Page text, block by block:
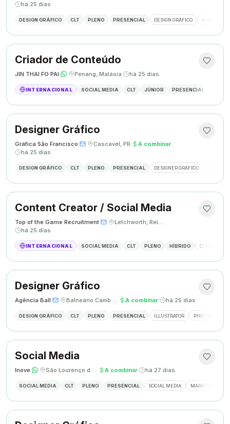
há 25 dias
DESIGN GRÁFICO CLT PLENO PRESENCIAL DESIGN GRÁFICO VAGA
Criador de Conteúdo
JIN THAI FO PAI· · Penang, Malásia· há 25 dias
INTERNACIONAL SOCIAL MEDIA CLT JÚNIOR PRESENCIAL
Designer Gráfico
Gráfica São Francisco· · Cascavel, PR· A combinar·
há 25 dias
DESIGN GRÁFICO CLT PLENO PRESENCIAL DESIGNER GRÁFICO
Content Creator / Social Media
Top of the Game Recruitment· · Letchworth, Reino Unido ·
há 25 dias
INTERNACIONAL SOCIAL MEDIA CLT PLENO HÍBRIDO CONTENT
Designer Gráfico
Agência Ball· · Balneário Camboriú, SC · A combinar· há 25 dias
DESIGN GRÁFICO CLT PLENO PRESENCIAL ILLUSTRATOR PHOTOSHOP
Social Media
Inove· · São Lourenço do Oeste, SC · A combinar· há 27 dias
SOCIAL MEDIA CLT PLENO PRESENCIAL SOCIAL MEDIA MARKETING